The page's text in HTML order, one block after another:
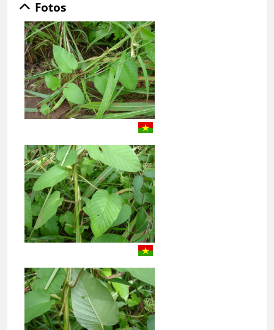
Fotos